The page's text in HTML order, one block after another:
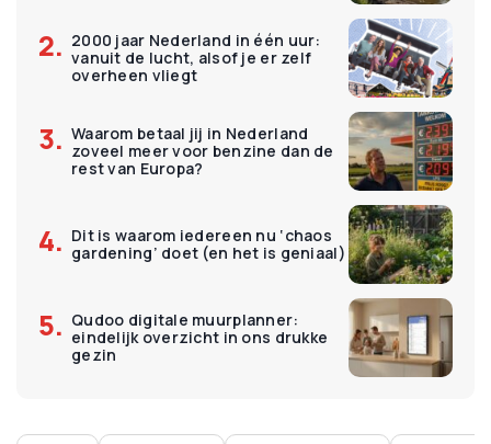
2000 jaar Nederland in één uur:
vanuit de lucht, alsof je er zelf
overheen vliegt
Waarom betaal jij in Nederland
zoveel meer voor benzine dan de
rest van Europa?
Dit is waarom iedereen nu ‘chaos
gardening’ doet (en het is geniaal)
Qudoo digitale muurplanner:
eindelijk overzicht in ons drukke
gezin